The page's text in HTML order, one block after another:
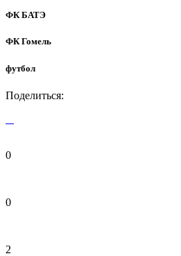
ФК БАТЭ
ФК Гомель
футбол
Поделиться:
0
0
2